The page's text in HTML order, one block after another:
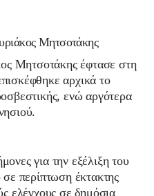
Μητσοτάκης
Μητσοτάκης έφτασε στη
αρχικά το
ενώ αργότερα
για την εξέλιξη του
περίπτωση έκτακτης
ελέγχους σε δημόσια